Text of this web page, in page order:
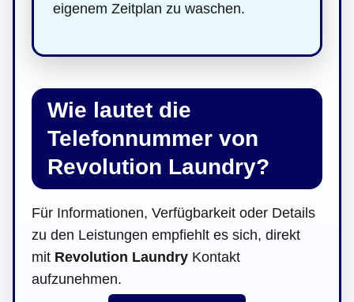
eigenem Zeitplan zu waschen.
Wie lautet die
Telefonnummer von
Revolution Laundry?
Für Informationen, Verfügbarkeit oder Details
zu den Leistungen empfiehlt es sich, direkt
mit Revolution Laundry Kontakt
aufzunehmen.